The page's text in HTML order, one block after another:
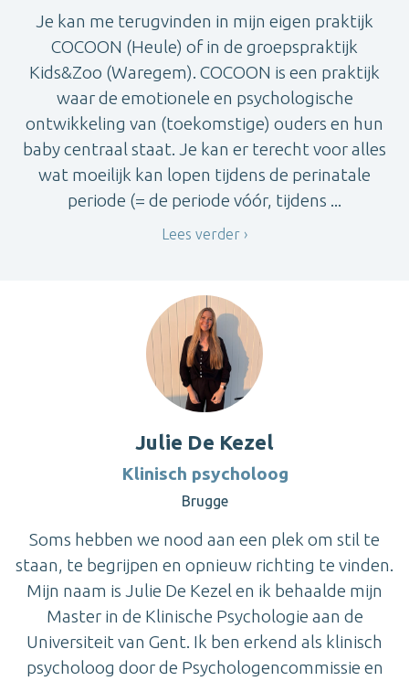
Je kan me terugvinden in mijn eigen praktijk
COCOON (Heule) of in de groepspraktijk
Kids&Zoo (Waregem). COCOON is een praktijk
waar de emotionele en psychologische
ontwikkeling van (toekomstige) ouders en hun
baby centraal staat. Je kan er terecht voor alles
wat moeilijk kan lopen tijdens de perinatale
periode (= de periode vóór, tijdens ...
Lees verder
Julie De Kezel
Klinisch psycholoog
Brugge
Soms hebben we nood aan een plek om stil te
staan, te begrijpen en opnieuw richting te vinden.
Mijn naam is Julie De Kezel en ik behaalde mijn
Master in de Klinische Psychologie aan de
Universiteit van Gent. Ik ben erkend als klinisch
psycholoog door de Psychologencommissie en